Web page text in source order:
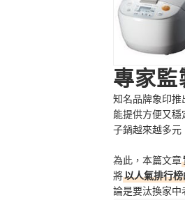
專家
知名品牌象印推
能提供方便又
子鍋越來越多元
為此，本篇文章
將以人氣排行
論是要汰換家中